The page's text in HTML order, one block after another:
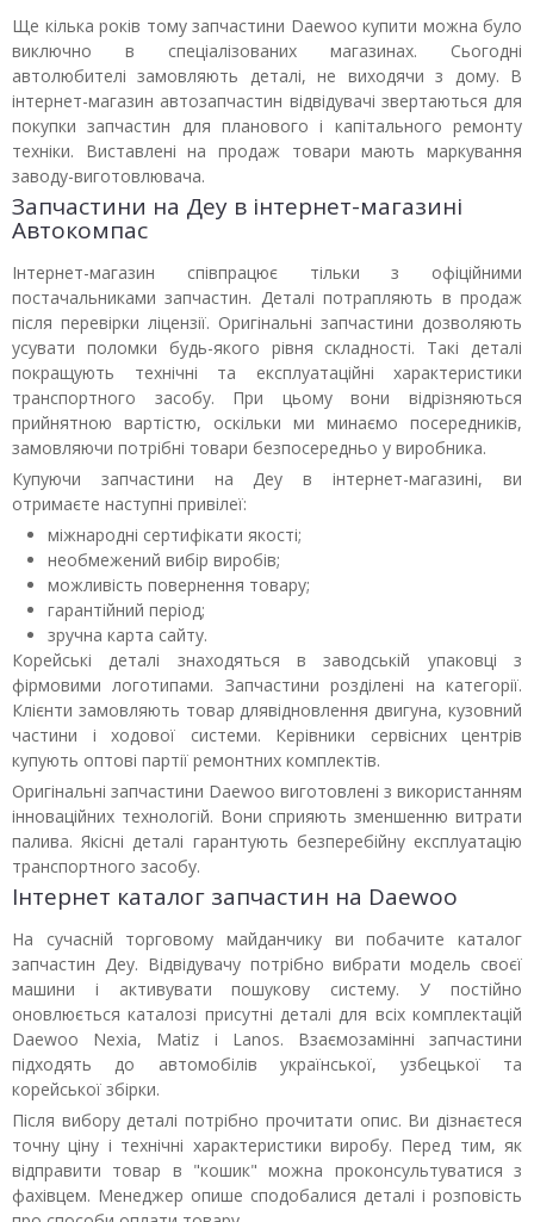
Ще кілька років тому запчастини Daewoo купити можна було
виключно в спеціалізованих магазинах. Сьогодні
автолюбителі замовляють деталі, не виходячи з дому. В
інтернет-магазин автозапчастин відвідувачі звертаються для
покупки запчастин для планового і капітального ремонту
техніки. Виставлені на продаж товари мають маркування
заводу-виготовлювача.
Запчастини на Деу в інтернет-магазині
Автокомпас
Інтернет-магазин співпрацює тільки з офіційними
постачальниками запчастин. Деталі потрапляють в продаж
після перевірки ліцензії. Оригінальні запчастини дозволяють
усувати поломки будь-якого рівня складності. Такі деталі
покращують технічні та експлуатаційні характеристики
транспортного засобу. При цьому вони відрізняються
прийнятною вартістю, оскільки ми минаємо посередників,
замовляючи потрібні товари безпосередньо у виробника.
Купуючи запчастини на Деу в інтернет-магазині, ви
отримаєте наступні привілеї:
міжнародні сертифікати якості;
необмежений вибір виробів;
можливість повернення товару;
гарантійний період;
зручна карта сайту.
Корейські деталі знаходяться в заводській упаковці з
фірмовими логотипами. Запчастини розділені на категорії.
Клієнти замовляють товар длявідновлення двигуна, кузовний
частини і ходової системи. Керівники сервісних центрів
купують оптові партії ремонтних комплектів.
Оригінальні запчастини Daewoo виготовлені з використанням
інноваційних технологій. Вони сприяють зменшенню витрати
палива. Якісні деталі гарантують безперебійну експлуатацію
транспортного засобу.
Інтернет каталог запчастин на Daewoo
На сучасній торговому майданчику ви побачите каталог
запчастин Деу. Відвідувачу потрібно вибрати модель своєї
машини і активувати пошукову систему. У постійно
оновлюється каталозі присутні деталі для всіх комплектацій
Daewoo Nexia, Matiz і Lanos. Взаємозамінні запчастини
підходять до автомобілів української, узбецької та
корейської збірки.
Після вибору деталі потрібно прочитати опис. Ви дізнаєтеся
точну ціну і технічні характеристики виробу. Перед тим, як
відправити товар в "кошик" можна проконсультуватися з
фахівцем. Менеджер опише сподобалися деталі і розповість